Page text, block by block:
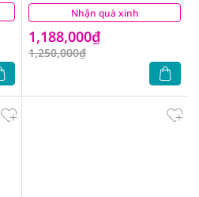
Nhận quà xinh
1,188,000₫
1,250,000₫
(14)